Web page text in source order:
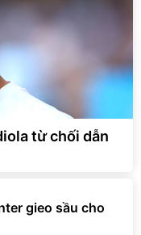
từ chối dẫn
gieo sầu cho